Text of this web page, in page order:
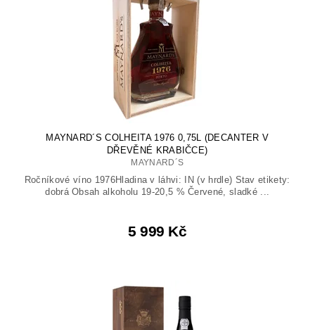
MAYNARD´S COLHEITA 1976 0,75L (DECANTER V
DŘEVĚNÉ KRABIČCE)
MAYNARD´S
Ročníkové víno 1976Hladina v láhvi: IN (v hrdle) Stav etikety:
dobrá Obsah alkoholu 19-20,5 % Červené, sladké ...
5 999 Kč